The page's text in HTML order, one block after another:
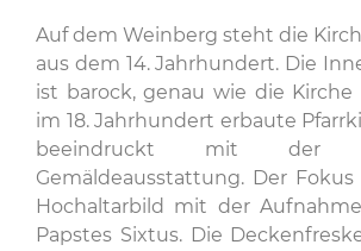
Auf dem Weinberg steht die
aus dem 14. Jahrhundert. Die
ist barock, genau wie die Kirche
im 18. Jahrhundert erbaute
beeindruckt mit der
Gemäldeausstattung. Der
Hochaltarbild mit der
Papstes Sixtus. Die